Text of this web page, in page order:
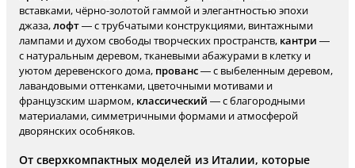
вставками, чёрно-золотой гаммой и элегантностью эпохи
джаза,лофт— с трубчатыми конструкциями, винтажными
лампами и духом свободы творческих пространств, кантри —
с натуральным деревом, тканевыми абажурами в клетку и
уютом деревенского дома, прованс— с выбеленным деревом,
лавандовыми оттенками, цветочными мотивами и
французским шармом, классический — с благородными
материалами, симметричными формами и атмосферой
дворянских особняков.
От сверхкомпактных моделей из Италии, которые